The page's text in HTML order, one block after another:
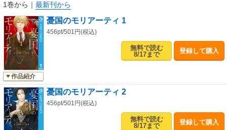
1巻から ｜ 最新刊から
作品紹介
憂国のモリアーティ 1
456pt/501円(税込)
無料で読む
8/17まで
登録して購入
憂国のモリアーティ 2
456pt/501円(税込)
無料で読む
8/17まで
登録して購入